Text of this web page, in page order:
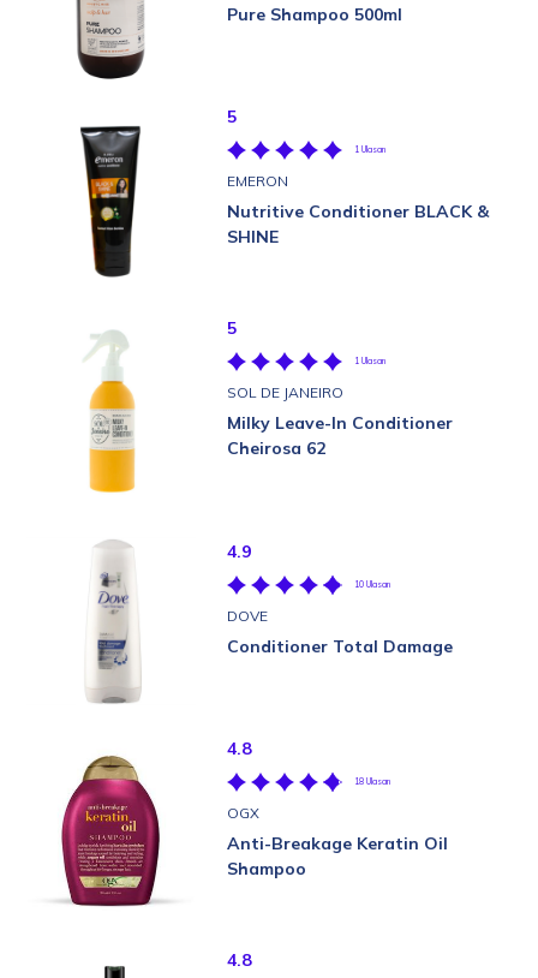
Pure Shampoo 500ml
5
1 Ulasan
EMERON
Nutritive Conditioner BLACK &
SHINE
5
1 Ulasan
SOL DE JANEIRO
Milky Leave-In Conditioner
Cheirosa 62
4.9
10 Ulasan
DOVE
Conditioner Total Damage
4.8
18 Ulasan
OGX
Anti-Breakage Keratin Oil
Shampoo
4.8